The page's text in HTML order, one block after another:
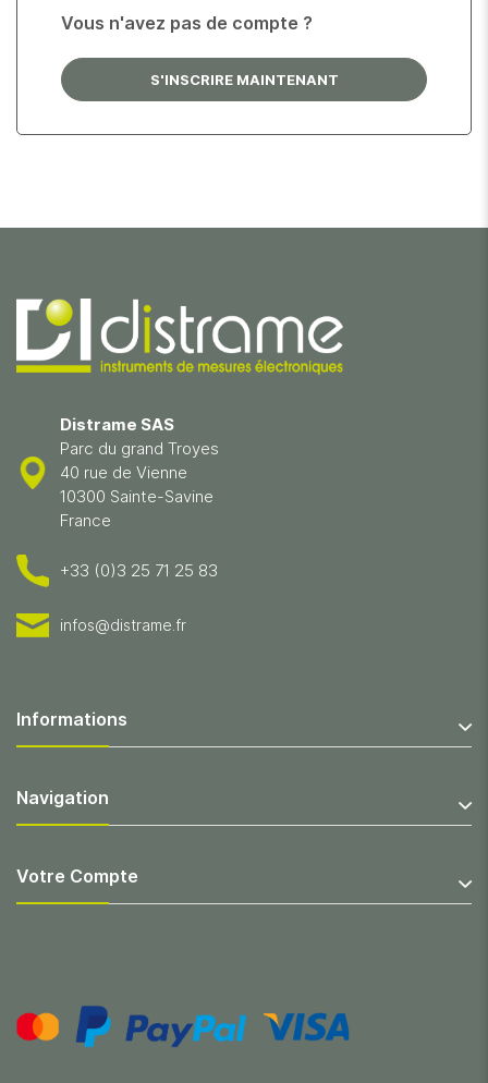
Vous n'avez pas de compte ?
S'INSCRIRE MAINTENANT
Distrame SAS
Parc du grand Troyes
40 rue de Vienne
10300 Sainte-Savine
France
+33 (0)3 25 71 25 83
infos@distrame.fr
Informations
Navigation
Votre Compte